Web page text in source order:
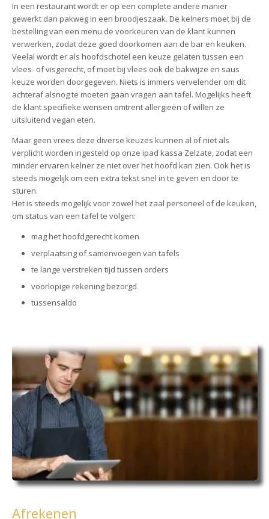
In een restaurant wordt er op een complete andere manier
gewerkt dan pakweg in een broodjeszaak. De kelners moet bij de
bestelling van een menu de voorkeuren van de klant kunnen
verwerken, zodat deze goed doorkomen aan de bar en keuken.
Veelal wordt er als hoofdschotel een keuze gelaten tussen een
vlees- of visgerecht, of moet bij vlees ook de bakwijze en saus
keuze worden doorgegeven. Niets is immers vervelender om dit
achteraf alsnog te moeten gaan vragen aan tafel. Mogelijks heeft
de klant specifieke wensen omtrent allergieën of willen ze
uitsluitend vegan eten.
Maar geen vrees deze diverse keuzes kunnen al of niet als
verplicht worden ingesteld op onze ipad kassa Zelzate, zodat een
minder ervaren kelner ze niet over het hoofd kan zien. Ook het is
steeds mogelijk om een extra tekst snel in te geven en door te
sturen.
Het is steeds mogelijk voor zowel het zaal personeel of de keuken,
om status van een tafel te volgen:
mag het hoofdgerecht komen
verplaatsing of samenvoegen van tafels
te lange verstreken tijd tussen orders
voorlopige rekening bezorgd
tussensaldo
Afrekenen